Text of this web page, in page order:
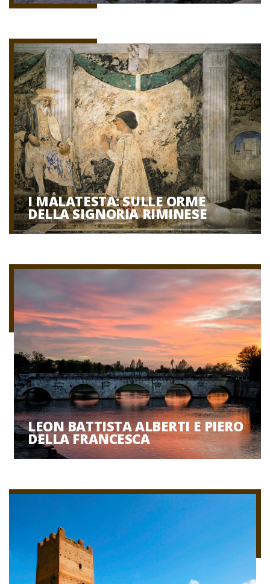
I MALATESTA: SULLE ORME
DELLA SIGNORIA RIMINESE
LEON BATTISTA ALBERTI E PIERO
DELLA FRANCESCA